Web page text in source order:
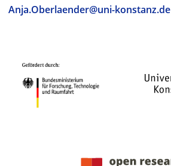
Anja.Oberlaender@uni-konstanz.de